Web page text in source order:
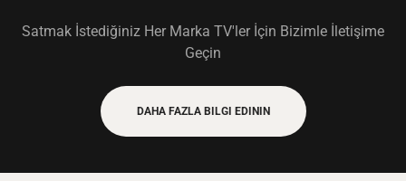
Satmak İstediğiniz Her Marka TV'ler İçin Bizimle İletişime
Geçin
DAHA FAZLA BILGI EDININ